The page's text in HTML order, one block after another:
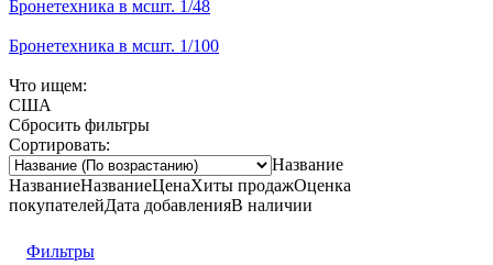
Бронетехника в мсшт. 1/48
Бронетехника в мсшт. 1/100
Что ищем:
США
Сбросить фильтры
Сортировать:
Название
НазваниеНазваниеЦенаХиты продажОценка
покупателейДата добавленияВ наличии
Фильтры